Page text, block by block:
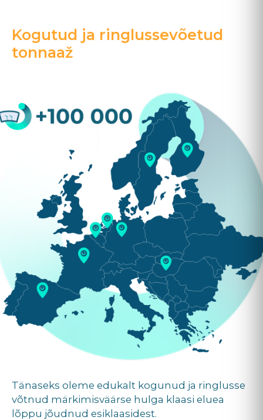
Kogutud ja ringlussevõetud
tonnaaž
Tänaseks oleme edukalt kogunud ja ringlusse
võtnud märkimisväärse hulga klaasi eluea
lõppu jõudnud esiklaasidest.